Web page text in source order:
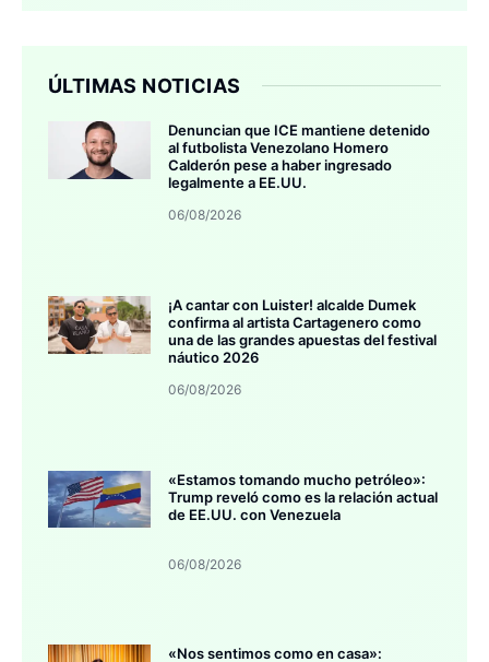
ÚLTIMAS NOTICIAS
Denuncian que ICE mantiene detenido
al futbolista Venezolano Homero
Calderón pese a haber ingresado
legalmente a EE.UU.
06/08/2026
¡A cantar con Luister! alcalde Dumek
confirma al artista Cartagenero como
una de las grandes apuestas del festival
náutico 2026
06/08/2026
«Estamos tomando mucho petróleo»:
Trump reveló como es la relación actual
de EE.UU. con Venezuela
06/08/2026
«Nos sentimos como en casa»: